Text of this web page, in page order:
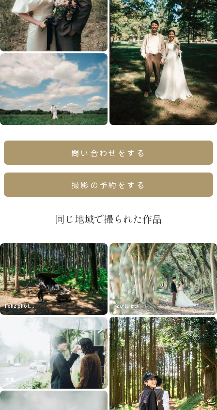
問い合わせをする
撮影の予約をする
同じ地域で撮られた作品
Feliz phot...
笑美
ながしょう